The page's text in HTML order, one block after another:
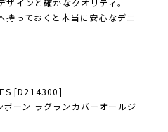
インと確かなクオリティ。
持っておくと本当に安心なデニ
[D214300]
ボーン ラグランカバーオールジ